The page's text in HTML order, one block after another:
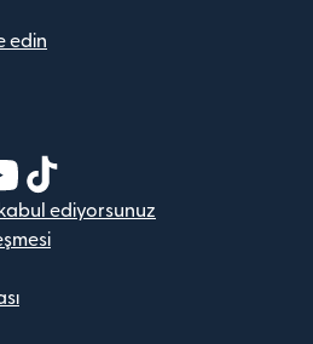
edin
açılır)açılır)
pencerede açılır)
(yeni pencerede açılır)
kabul ediyorsunuz